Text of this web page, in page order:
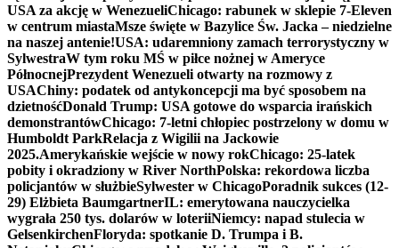
USA za akcję w WenezueliChicago: rabunek w sklepie 7-Eleven
w centrum miastaMsze święte w Bazylice Św. Jacka – niedzielne
na naszej antenie!USA: udaremniony zamach terrorystyczny w
SylwestraW tym roku MŚ w piłce nożnej w Ameryce
PółnocnejPrezydent Wenezueli otwarty na rozmowy z
USAChiny: podatek od antykoncepcji ma być sposobem na
dzietnośćDonald Trump: USA gotowe do wsparcia irańskich
demonstrantówChicago: 7-letni chłopiec postrzelony w domu w
Humboldt ParkRelacja z Wigilii na Jackowie
2025.Amerykańskie wejście w nowy rokChicago: 25-latek
pobity i okradziony w River NorthPolska: rekordowa liczba
policjantów w służbieSylwester w ChicagoPoradnik sukces (12-
29) Elżbieta BaumgartnerIL: emerytowana nauczycielka
wygrała 250 tys. dolarów w loteriiNiemcy: napad stulecia w
GelsenkirchenFloryda: spotkanie D. Trumpa i B.